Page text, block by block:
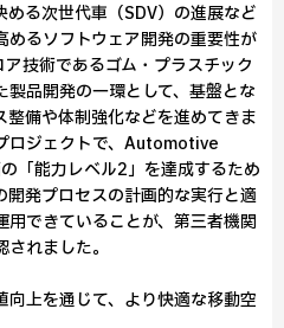
る次世代車（SDV）の進展など
るソフトウェア開発の重要性が
技術であるゴム・プラスチック
品開発の一環として、基盤とな
備や体制強化などを進めてきま
ロジェクトで、Automotive
「能力レベル2」を達成するため
開発プロセスの計画的な実行と適
できていることが、第三者機関
れました。
上を通じて、より快適な移動空